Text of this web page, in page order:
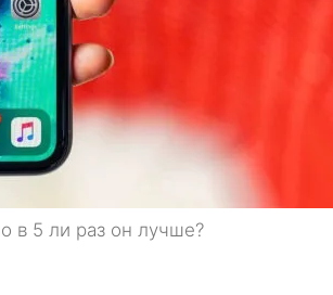
в 5 ли раз он лучше?